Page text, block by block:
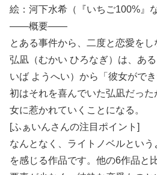
絵：河下水希（『いちご100%』な
――概要――
とある事件から、二度と恋愛を
弘凪（むかい ひろなぎ）は、あ
いば ようへい）から「彼女がで
初はそれを喜んでいた弘凪だっ
女に惹かれていくことになる。
[ふぁいんさんの注目ポイント]
なんとなく、ライトノベルとい
を感じる作品です。他の6作品と